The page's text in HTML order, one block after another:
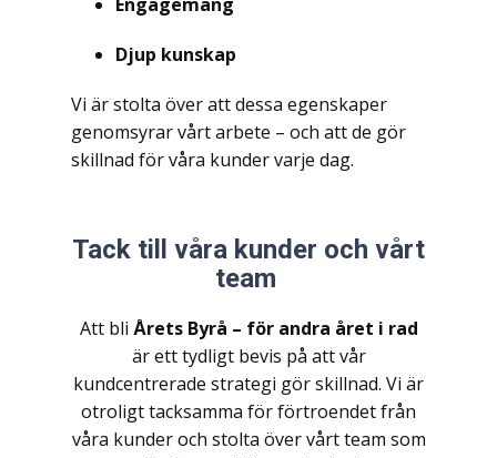
Djup kunskap
Vi är stolta över att dessa egenskaper
genomsyrar vårt arbete – och att de gör
skillnad för våra kunder varje dag.
Tack till våra kunder och vårt
team
Att bli Årets Byrå – för andra året i rad
är ett tydligt bevis på att vår
kundcentrerade strategi gör skillnad. Vi är
otroligt tacksamma för förtroendet från
våra kunder och stolta över vårt team som